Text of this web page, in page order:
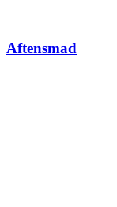
Aftensmad